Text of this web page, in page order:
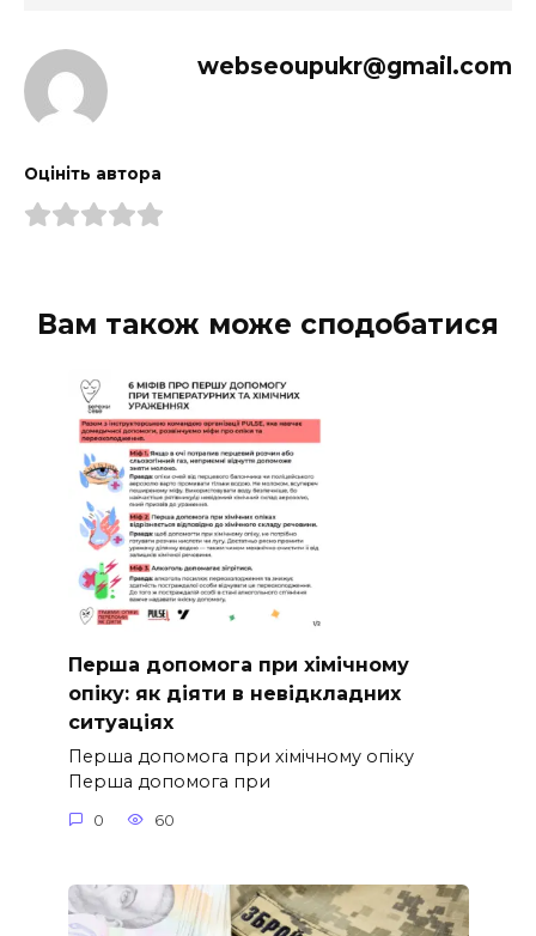
webseoupukr@gmail.com
Оцініть автора
Вам також може сподобатися
Перша допомога при хімічному
опіку: як діяти в невідкладних
ситуаціях
Перша допомога при хімічному опіку
Перша допомога при
0 60